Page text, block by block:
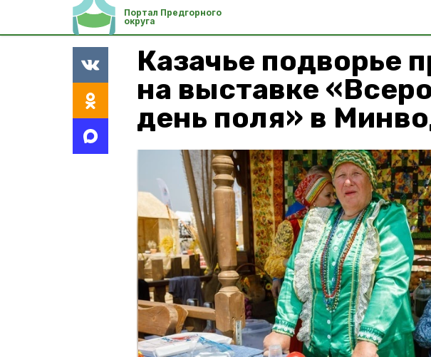
Портал Предгорного
округа
Казачье подворье
на выставке
день поля» в